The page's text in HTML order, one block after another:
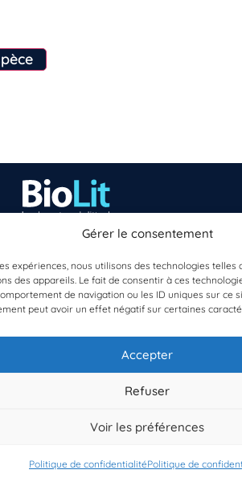
Gérer le consentement
expériences, nous utilisons des technologies
des appareils. Le fait de consentir à ces
de navigation ou les ID uniques sur ce
peut avoir un effet négatif sur certaines
Accepter
Refuser
Voir les préférences
Politique de confidentialitéPolitique de
EST UN PROGRAMME DE
À LA NEWSLETTER
PLANÈTE MER